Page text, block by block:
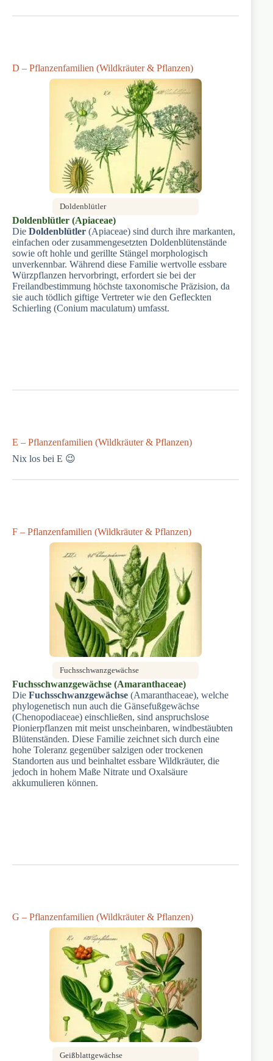
D – Pflanzenfamilien (Wildkräuter & Pflanzen)
Doldenblütler
Doldenblütler (Apiaceae)
Die Doldenblütler (Apiaceae) sind durch ihre markanten,
einfachen oder zusammengesetzten Doldenblütenstände
sowie oft hohle und gerillte Stängel morphologisch
unverkennbar. Während diese Familie wertvolle essbare
Würzpflanzen hervorbringt, erfordert sie bei der
Freilandbestimmung höchste taxonomische Präzision, da
sie auch tödlich giftige Vertreter wie den Gefleckten
Schierling (Conium maculatum) umfasst.
E – Pflanzenfamilien (Wildkräuter & Pflanzen)
Nix los bei E 😉
F – Pflanzenfamilien (Wildkräuter & Pflanzen)
Fuchsschwanzgewächse
Fuchsschwanzgewächse (Amaranthaceae)
Die Fuchsschwanzgewächse (Amaranthaceae), welche
phylogenetisch nun auch die Gänsefußgewächse
(Chenopodiaceae) einschließen, sind anspruchslose
Pionierpflanzen mit meist unscheinbaren, windbestäubten
Blütenständen. Diese Familie zeichnet sich durch eine
hohe Toleranz gegenüber salzigen oder trockenen
Standorten aus und beinhaltet essbare Wildkräuter, die
jedoch in hohem Maße Nitrate und Oxalsäure
akkumulieren können.
G – Pflanzenfamilien (Wildkräuter & Pflanzen)
Geißblattgewächse